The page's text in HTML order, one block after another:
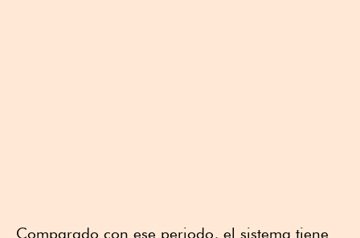
Comparado con ese periodo, el sistema tiene